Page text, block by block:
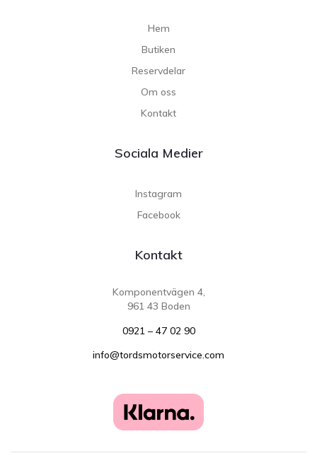
Hem
Butiken
Reservdelar
Om oss
Kontakt
Sociala Medier
Instagram
Facebook
Kontakt
Komponentvägen 4,
961 43 Boden
0921 – 47 02 90
info@tordsmotorservice.com